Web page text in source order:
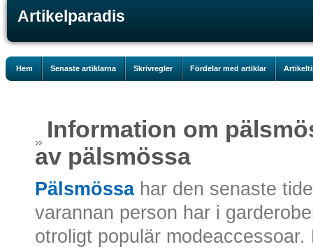
Artikelparadis
Hem Senaste artiklarna Skrivregler Fördelar med artiklar
Information om
av pälsmössa
Pälsmössahar den senaste
varannan person har i
otroligt populär